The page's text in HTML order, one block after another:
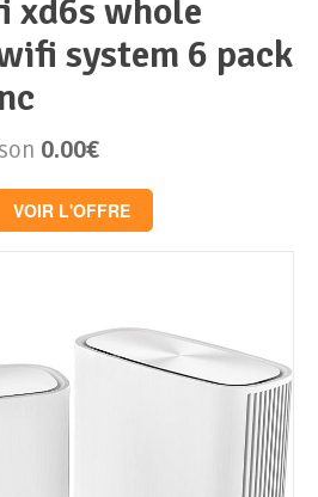
& Réseaux
system 6 pack
0.00€
VOIR L'OFFRE